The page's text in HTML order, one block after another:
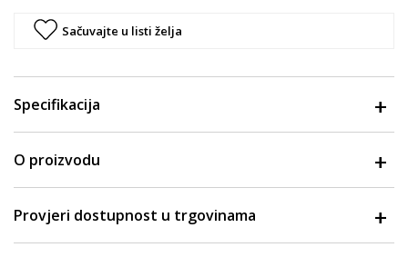
Sačuvajte u listi želja
Specifikacija
O proizvodu
Provjeri dostupnost u trgovinama